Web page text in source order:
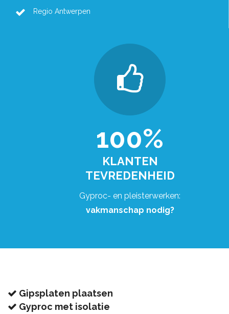
Regio Antwerpen
100%
KLANTEN
TEVREDENHEID
Gyproc- en pleisterwerken:
vakmanschap nodig?
Gipsplaten plaatsen
Gyproc met isolatie